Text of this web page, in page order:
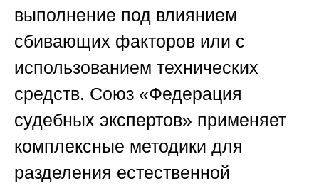
выполнение под влиянием
сбивающих факторов или с
использованием технических
средств. Союз «Федерация
судебных экспертов» применяет
комплексные методики для
разделения естественной